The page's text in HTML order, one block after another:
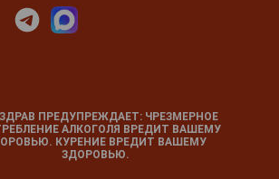
ПРЕДУПРЕЖДАЕТ: ЧРЕЗМЕРНОЕ
АЛКОГОЛЯ ВРЕДИТ ВАШЕМУ
КУРЕНИЕ ВРЕДИТ ВАШЕМУ
ЗДОРОВЬЮ.